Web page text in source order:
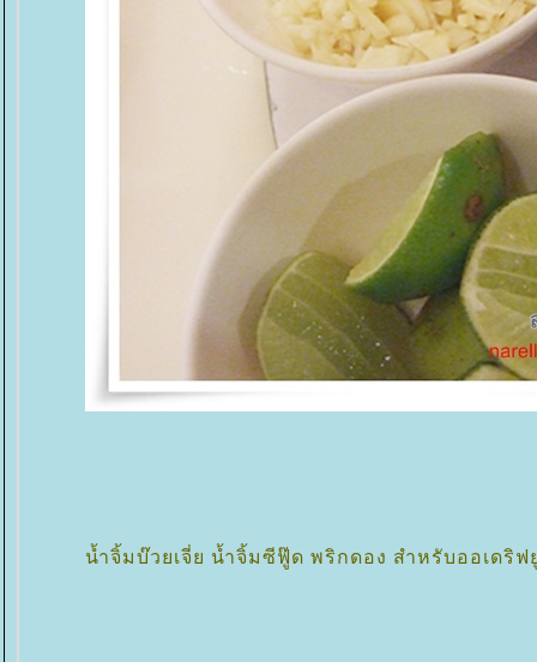
น้ำจิ้มบ๊วยเจี่ย น้ำจิ้มซีฟู๊ด พริกดอง สำหรับออเดริ